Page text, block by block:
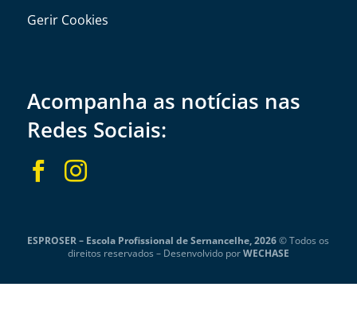
Gerir Cookies
Acompanha as notícias nas
Redes Sociais:
 
ESPROSER – Escola Profissional de Sernancelhe, 2026© Todos os
direitos reservados – Desenvolvido porWECHASE